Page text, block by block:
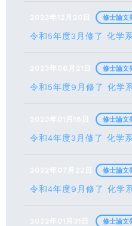
2023年12月20日
令和5年度3月修了 化学
修士論文
2023年06月21日
令和5年度9月修了 化学
修士論文
2023年01月18日
令和4年度3月修了 化学
修士論文
2022年07月22日
令和4年度9月修了 化学
修士論文
2022年01月31日 修士論文